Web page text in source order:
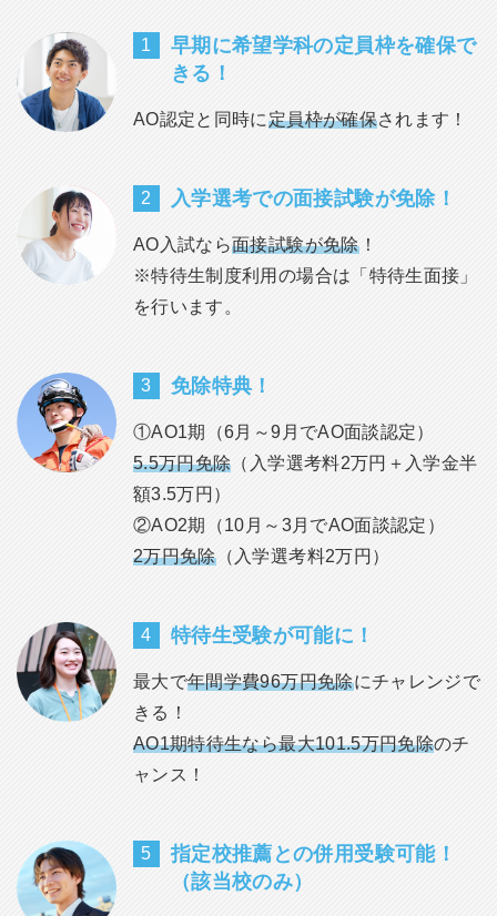
1
早期に希望学科の定員枠を確保で
きる！
AO認定と同時に定員枠が確保されます！
2 入学選考での面接試験が免除！
AO入試なら面接試験が免除！
※特待生制度利用の場合は「特待生面接」
を行います。
3 免除特典！
①AO1期（6月～9月でAO面談認定）
5.5万円免除 （入学選考料2万円＋入学金半
額3.5万円）
②AO2期（10月～3月でAO面談認定）
2万円免除（入学選考料2万円）
4 特待生受験が可能に！
最大で年間学費96万円免除にチャレンジで
きる！
AO1期特待生なら最大101.5万円免除のチ
ャンス！
5
指定校推薦との併用受験可能！
（該当校のみ）